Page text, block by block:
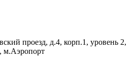
проезд, д.4, корп.1, уровень 2,